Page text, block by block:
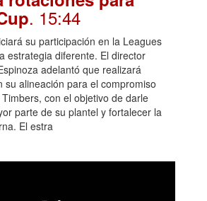
. 15:44
su participación en la Leagues
estrategia diferente. El director
adelantó que realizará
su alineación para el compromiso
con el objetivo de darle
parte de su plantel y fortalecer la
El estra